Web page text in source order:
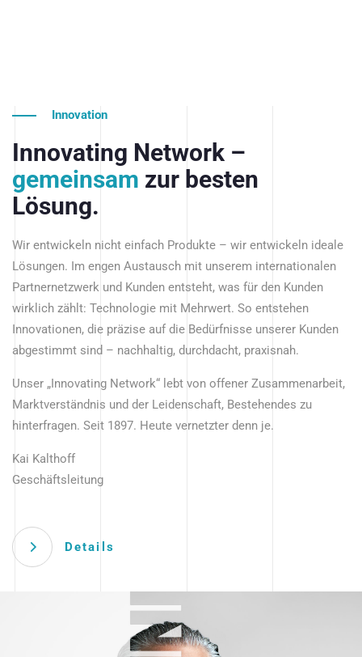
Innovation
Innovating Network –
gemeinsam zur besten
Lösung.
Wir entwickeln nicht einfach Produkte – wir entwickeln ideale
Lösungen. Im engen Austausch mit unserem internationalen
Partnernetzwerk und Kunden entsteht, was für den Kunden
wirklich zählt: Technologie mit Mehrwert. So entstehen
Innovationen, die präzise auf die Bedürfnisse unserer Kunden
abgestimmt sind – nachhaltig, durchdacht, praxisnah.
Unser „Innovating Network“ lebt von offener Zusammenarbeit,
Marktverständnis und der Leidenschaft, Bestehendes zu
hinterfragen. Seit 1897. Heute vernetzter denn je.
Kai Kalthoff
Geschäftsleitung
Details